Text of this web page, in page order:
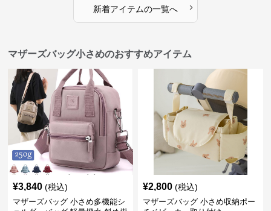
新着アイテムの一覧へ ›
マザーズバッグ小さめのおすすめアイテム
¥3,840 (税込)
マザーズバッグ 小さめ多機能シ
¥2,800 (税込)
マザーズバッグ 小さめ収納ポー